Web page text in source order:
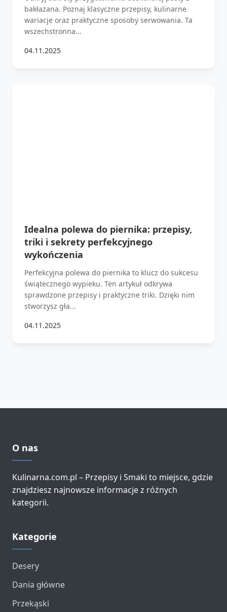
bakłażana. Poznaj klasyczne przepisy, kulinarne
wariacje oraz praktyczne sposoby serwowania. Ta
wszechstronna...
04.11.2025
Idealna polewa do piernika: przepisy,
triki i sekrety perfekcyjnego
wykończenia
Perfekcyjna polewa do piernika to klucz do sukcesu
świątecznego wypieku. Ten artykuł odkrywa
sprawdzone przepisy i praktyczne triki. Dzięki nim
stworzysz gła...
04.11.2025
O nas
Kulinarna.com.pl – Przepisy i Smaki to miejsce, gdzie
znajdziesz najnowsze informacje z różnych
kategorii.
Kategorie
Desery
Dania główne
Przekąski